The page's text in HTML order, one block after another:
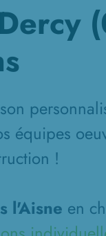
équipes
!
l'Aisne en